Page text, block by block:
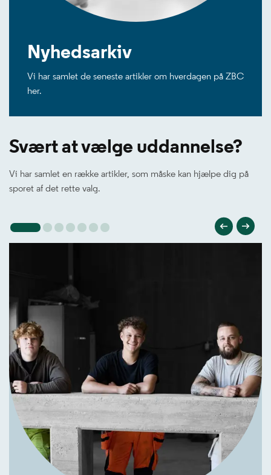
Nyhedsarkiv
Vi har samlet de seneste artikler om hverdagen på ZBC
her.
Svært at vælge uddannelse?
Vi har samlet en række artikler, som måske kan hjælpe dig på
sporet af det rette valg.